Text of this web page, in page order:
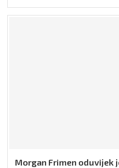
Morgan Frimen oduvijek